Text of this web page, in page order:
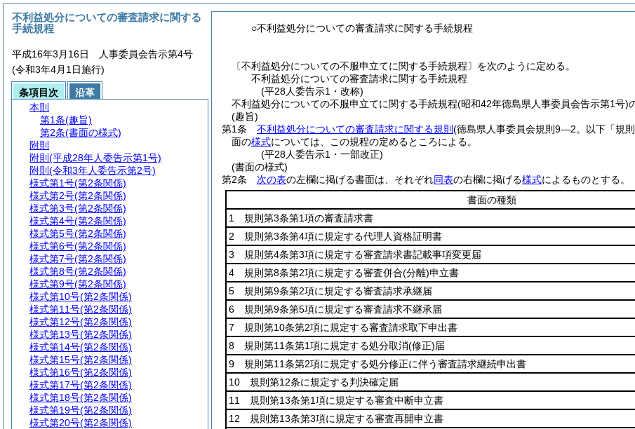
○不利益処分についての審査請求に関する手続規程
〔不利益処分についての不服申立てに関する手続規程〕を次のように定める。
不利益処分についての審査請求に関する手続規程
(平28人委告示1・改称)
不利益処分についての不服申立てに関する手続規程(昭和42年徳島県人事委員会告示第1号)
(趣旨)
第1条
不利益処分についての審査請求に関する規則 (徳島県人事委員会規則9―2。以下「規
面の様式については、この規程の定めるところによる。
(平28人委告示1・一部改正)
(書面の様式)
第2条
次の表の左欄に掲げる書面は、それぞれ同表の右欄に掲げる様式によるものとする。
書面の種類
1 規則第3条第1項の審査請求書
2 規則第3条第4項に規定する代理人資格証明書
3 規則第4条第3項に規定する審査請求書記載事項変更届
4 規則第8条第2項に規定する審査併合(分離)申立書
5 規則第9条第2項に規定する審査請求承継届
6 規則第9条第5項に規定する審査請求不継承届
7 規則第10条第2項に規定する審査請求取下申出書
8 規則第11条第1項に規定する処分取消(修正)届
9 規則第11条第2項に規定する処分修正に伴う審査請求継続申出書
10 規則第12条に規定する判決確定届
11 規則第13条第1項に規定する審査中断申立書
12 規則第13条第3項に規定する審査再開申立書
不利益処分についての審査請求に関する
手続規程
平成16年3月16日 人事委員会告示第4号
(令和3年4月1日施行)
条項目次
沿革
本則
第1条(趣旨)
第2条(書面の様式)
附則
附則 (平成28年人委告示第1号)
附則 (令和3年人委告示第2号)
様式第1号(第2条関係)
様式第2号(第2条関係)
様式第3号(第2条関係)
様式第4号(第2条関係)
様式第5号(第2条関係)
様式第6号(第2条関係)
様式第7号(第2条関係)
様式第8号(第2条関係)
様式第9号(第2条関係)
様式第10号(第2条関係)
様式第11号(第2条関係)
様式第12号(第2条関係)
様式第13号(第2条関係)
様式第14号(第2条関係)
様式第15号(第2条関係)
様式第16号(第2条関係)
様式第17号(第2条関係)
様式第18号(第2条関係)
様式第19号(第2条関係)
様式第20号(第2条関係)